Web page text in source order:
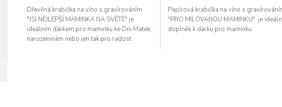
Dřevěná krabička na víno s gravírováním
"JSI NEJLEPŠÍ MAMINKA NA SVĚTĚ" je
ideálním dárkem pro maminku ke Dni Matek,
narozeninám nebo jen tak pro radost.
Papírová krabička na víno s
"PRO MILOVANOU MAMINKU" je
doplněk k dárku pro maminku.